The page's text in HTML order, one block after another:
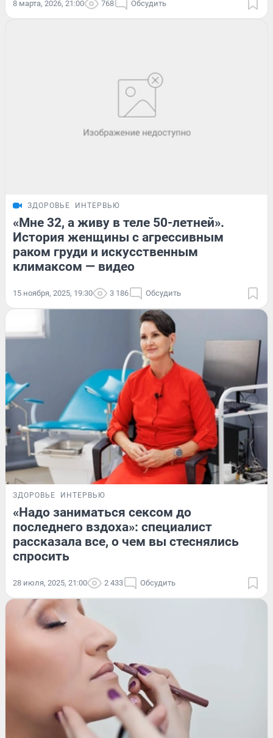
8 марта, 2026, 21:00 768 Обсудить
ЗДОРОВЬЕ ИНТЕРВЬЮ
«Мне 32, а живу в теле 50-летней».
История женщины с агрессивным
раком груди и искусственным
климаксом — видео
15 ноября, 2025, 19:30 3 186 Обсудить
ЗДОРОВЬЕ ИНТЕРВЬЮ
«Надо заниматься сексом до
последнего вздоха»: специалист
рассказала все, о чем вы стеснялись
спросить
28 июля, 2025, 21:00 2 433 Обсудить